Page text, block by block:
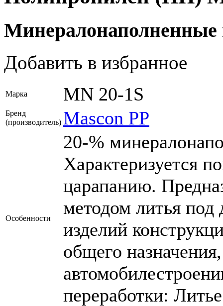
Минералонаполненные
Добавить в избранное
Марка MN 20-1S
Бренд
(производитель) Mascon PP
Особенности
20-%
Характеризуется
царапанию.
методом литья под
изделий
общего
переработки: